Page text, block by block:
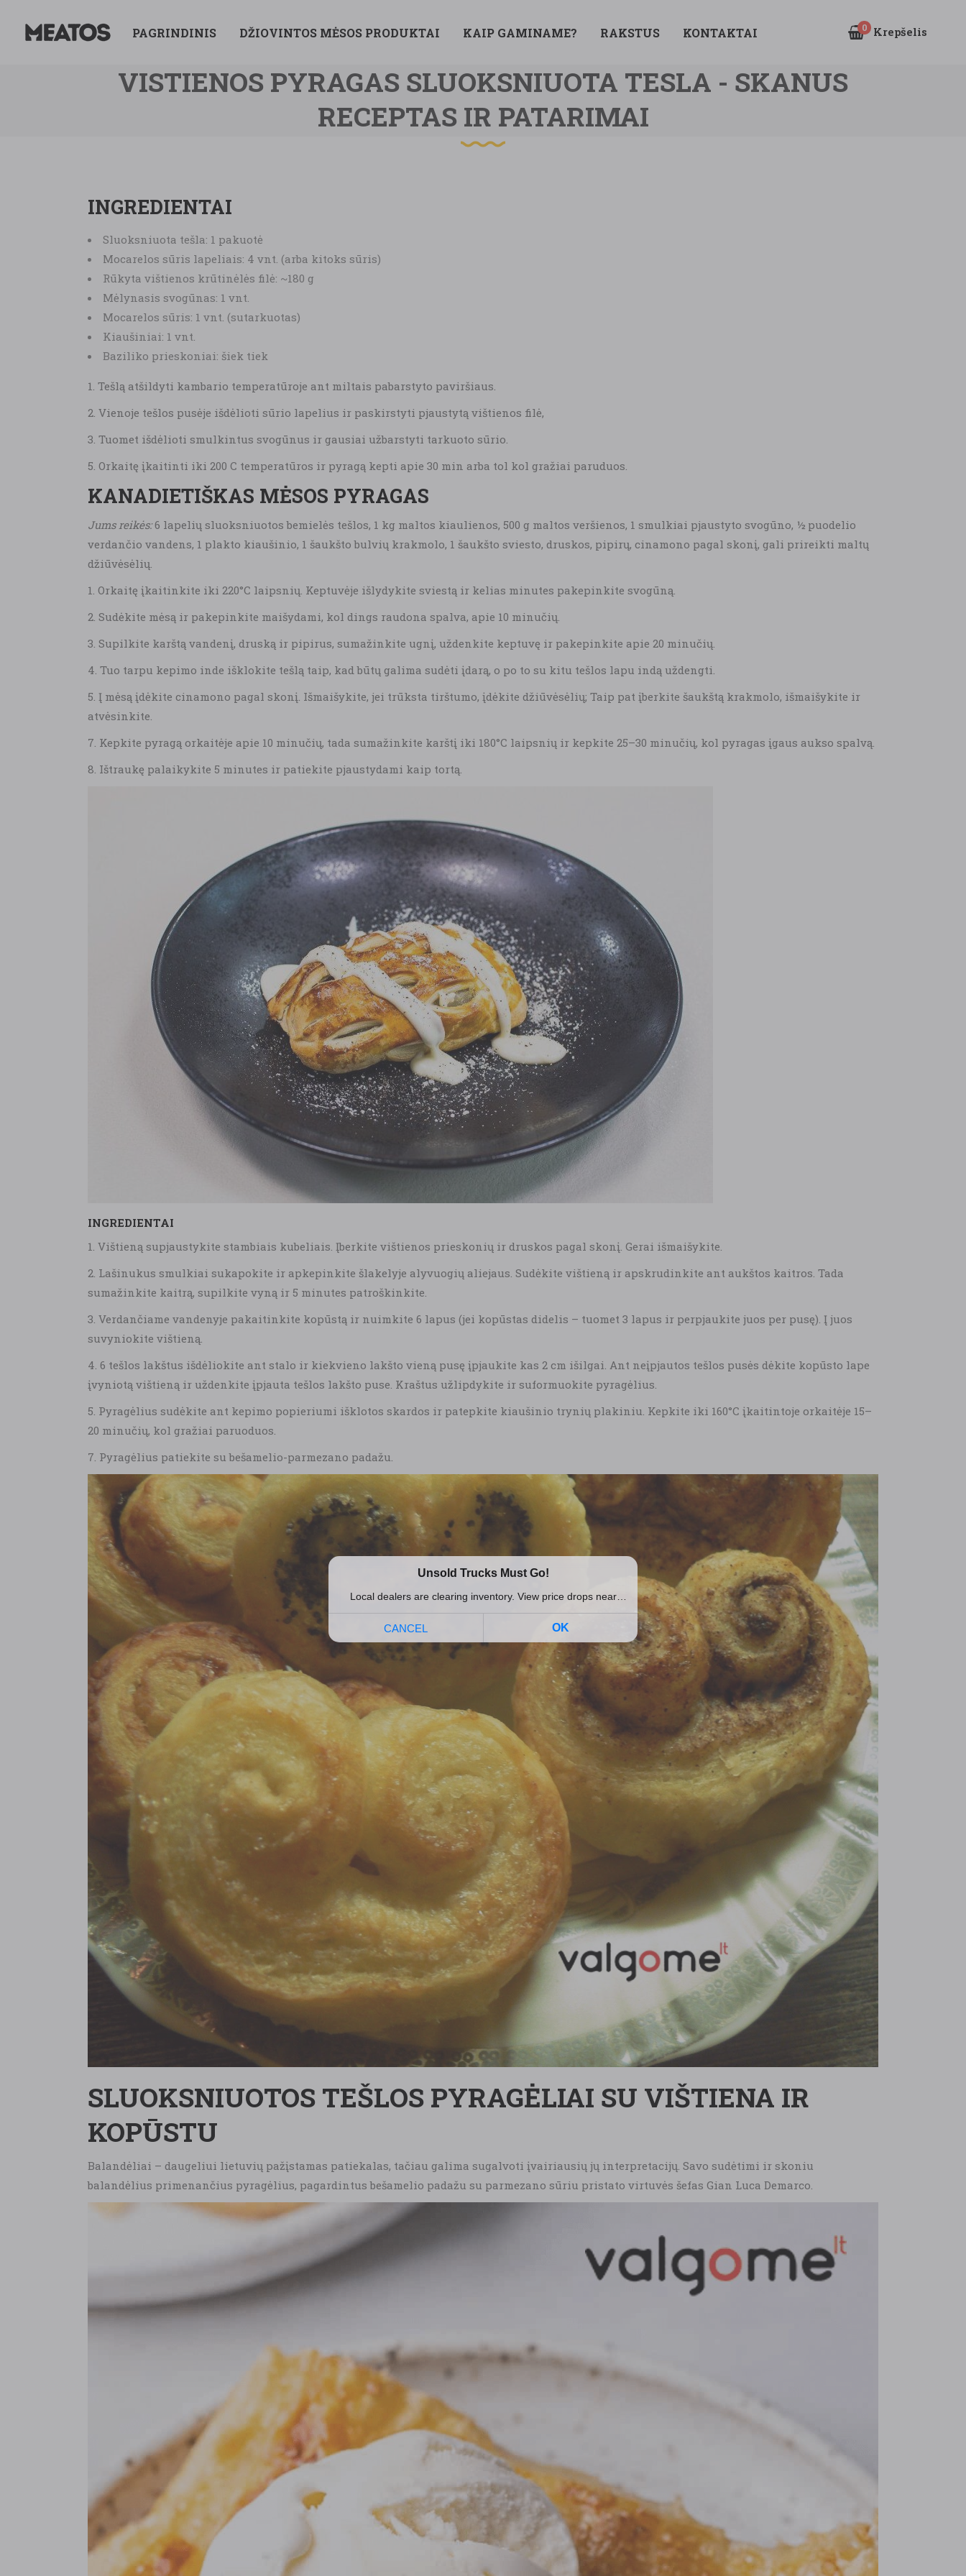
PAGRINDINIS DŽIOVINTOS MĖSOS PRODUKTAI KAIP GAMINAME? RAKSTUS KONTAKTAI 0 Krepšelis
VISTIENOS PYRAGAS SLUOKSNIUOTA TESLA - SKANUS
RECEPTAS IR PATARIMAI
INGREDIENTAI
Sluoksniuota tešla: 1 pakuotė
Mocarelos sūris lapeliais: 4 vnt. (arba kitoks sūris)
Rūkyta vištienos krūtinėlės filė: ~180 g
Mėlynasis svogūnas: 1 vnt.
Mocarelos sūris: 1 vnt. (sutarkuotas)
Kiaušiniai: 1 vnt.
Baziliko prieskoniai: šiek tiek
1. Tešlą atšildyti kambario temperatūroje ant miltais pabarstyto paviršiaus.
2. Vienoje tešlos pusėje išdėlioti sūrio lapelius ir paskirstyti pjaustytą vištienos filė,
3. Tuomet išdėlioti smulkintus svogūnus ir gausiai užbarstyti tarkuoto sūrio.
5. Orkaitę įkaitinti iki 200 C temperatūros ir pyragą kepti apie 30 min arba tol kol gražiai paruduos.
KANADIETIŠKAS MĖSOS PYRAGAS
Jums reikės:6 lapelių sluoksniuotos bemielės tešlos, 1 kg maltos kiaulienos, 500 g maltos veršienos, 1 smulkiai pjaustyto svogūno, ½ puodelio
verdančio vandens, 1 plakto kiaušinio, 1 šaukšto bulvių krakmolo, 1 šaukšto sviesto, druskos, pipirų, cinamono pagal skonį, gali prireikti maltų
džiūvėsėlių.
1. Orkaitę įkaitinkite iki 220°C laipsnių. Keptuvėje išlydykite sviestą ir kelias minutes pakepinkite svogūną.
2. Sudėkite mėsą ir pakepinkite maišydami, kol dings raudona spalva, apie 10 minučių.
3. Supilkite karštą vandenį, druską ir pipirus, sumažinkite ugnį, uždenkite keptuvę ir pakepinkite apie 20 minučių.
4. Tuo tarpu kepimo inde išklokite tešlą taip, kad būtų galima sudėti įdarą, o po to su kitu tešlos lapu indą uždengti.
5. Į mėsą įdėkite cinamono pagal skonį. Išmaišykite, jei trūksta tirštumo, įdėkite džiūvėsėlių; Taip pat įberkite šaukštą krakmolo, išmaišykite ir
atvėsinkite.
7. Kepkite pyragą orkaitėje apie 10 minučių, tada sumažinkite karštį iki 180°C laipsnių ir kepkite 25–30 minučių, kol pyragas įgaus aukso spalvą.
8. Ištraukę palaikykite 5 minutes ir patiekite pjaustydami kaip tortą.
INGREDIENTAI
1. Vištieną supjaustykite stambiais kubeliais. Įberkite vištienos prieskonių ir druskos pagal skonį. Gerai išmaišykite.
2. Lašinukus smulkiai sukapokite ir apkepinkite šlakelyje alyvuogių aliejaus. Sudėkite vištieną ir apskrudinkite ant aukštos kaitros. Tada
sumažinkite kaitrą, supilkite vyną ir 5 minutes patroškinkite.
3. Verdančiame vandenyje pakaitinkite kopūstą ir nuimkite 6 lapus (jei kopūstas didelis – tuomet 3 lapus ir perpjaukite juos per pusę). Į juos
suvyniokite vištieną.
4. 6 tešlos lakštus išdėliokite ant stalo ir kiekvieno lakšto vieną pusę įpjaukite kas 2 cm išilgai. Ant neįpjautos tešlos pusės dėkite kopūsto lape
įvyniotą vištieną ir uždenkite įpjauta tešlos lakšto puse. Kraštus užlipdykite ir suformuokite pyragėlius.
5. Pyragėlius sudėkite ant kepimo popieriumi išklotos skardos ir patepkite kiaušinio trynių plakiniu. Kepkite iki 160°C įkaitintoje orkaitėje 15–
20 minučių, kol gražiai paruoduos.
7. Pyragėlius patiekite su bešamelio-parmezano padažu.
SLUOKSNIUOTOS TEŠLOS PYRAGĖLIAI SU VIŠTIENA IR
KOPŪSTU
Balandėliai – daugeliui lietuvių pažįstamas patiekalas, tačiau galima sugalvoti įvairiausių jų interpretacijų. Savo sudėtimi ir skoniu
balandėlius primenančius pyragėlius, pagardintus bešamelio padažu su parmezano sūriu pristato virtuvės šefas Gian Luca Demarco.